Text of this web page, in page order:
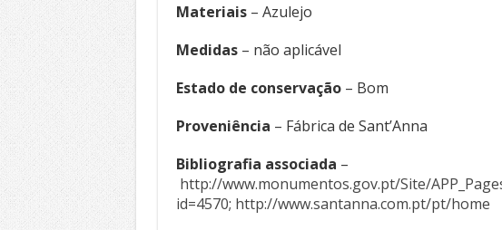
Materiais– Azulejo
Medidas– não aplicável
Estado de conservação– Bom
Proveniência – Fábrica de Sant’Anna
Bibliografia associada –
http://www.monumentos.gov.pt/Site/
id=4570; http://www.santanna.com.pt/pt/home